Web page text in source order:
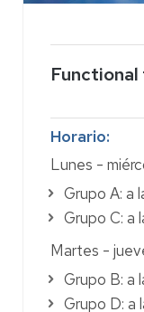
Actividad:
tonifica el
fortalece
reducidos.
reduciendo el
abarcan
alineación,
sin material
postural
Horario:
Lunes -
Grupo A: a
Grupo C: a
Martes -
Grupo B: a
Grupo D: a